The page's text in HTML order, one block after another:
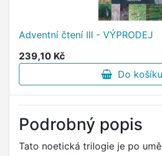
Adventní čtení III - VÝPRODEJ
239,10 Kč
Do košíku
Podrobný popis
Tato noetická trilogie je po